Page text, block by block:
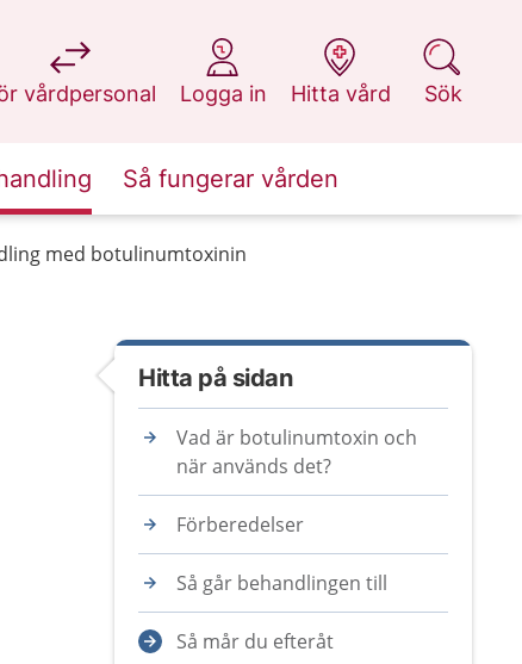
vårdpersonal
på 1177.se
Logga in
på 1177.se
Hitta vård
på 1177.se
Sök
på 1177.se
Så fungerar vården
med botulinumtoxinin
Hitta på sidan
Vad är botulinumtoxin och
när används det?
Förberedelser
Så går behandlingen till
Så mår du efteråt